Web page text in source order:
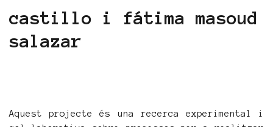
castillo i fátima masoud
salazar
Aquest projecte és una recerca experimental i